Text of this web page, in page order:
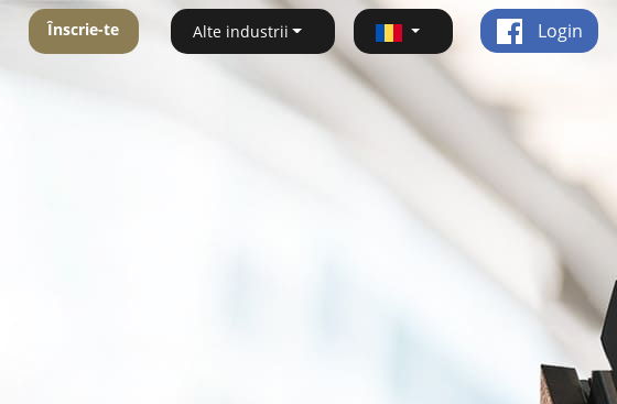
Înscrie-te Alte industrii Login